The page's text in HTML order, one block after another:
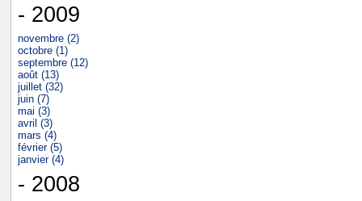
- 2009
novembre (2)
octobre (1)
septembre (12)
août (13)
juillet (32)
juin (7)
mai (3)
avril (3)
mars (4)
février (5)
janvier (4)
- 2008